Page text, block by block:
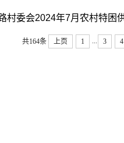
村委会2024年7月农村特困
共164条 上页 1 3 4